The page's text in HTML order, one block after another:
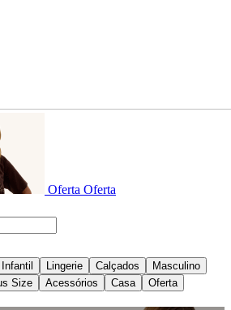
Oferta Oferta
Infantil Lingerie Calçados
Masculino
Size Acessórios Casa Oferta